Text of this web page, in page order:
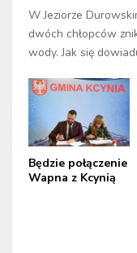
W Jeziorze
dwóch chłopców
wody. Jak się
Będzie połączenie
Wapna z Kcynią